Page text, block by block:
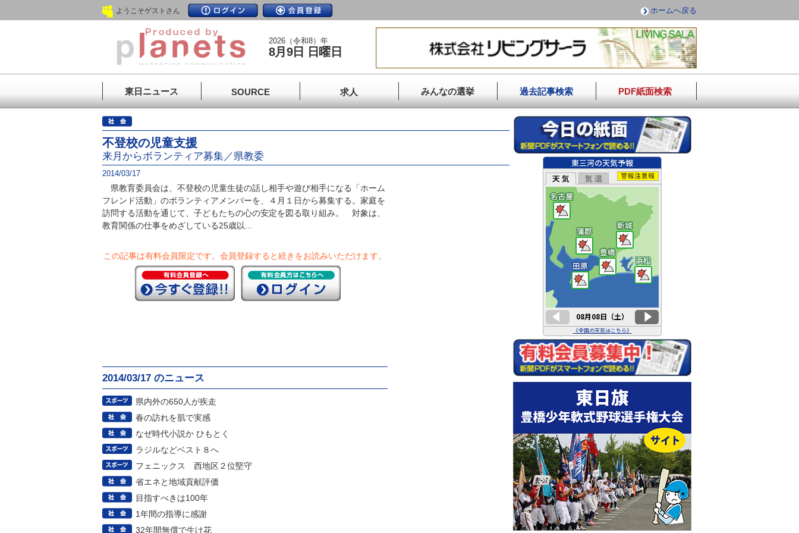
ようこそゲストさん ホームへ戻る
2026（令和8）年
8月9日 日曜日
東日ニュース SOURCE 求人 みんなの選挙 過去記事検索 PDF紙面検索
不登校の児童支援
来月からボランティア募集／県教委
2014/03/17
県教育委員会は、不登校の児童生徒の話し相手や遊び相手になる「ホーム
フレンド活動」のボランティアメンバーを、４月１日から募集する。家庭を
訪問する活動を通じて、子どもたちの心の安定を図る取り組み。 対象は、
教育関係の仕事をめざしている25歳以...
この記事は有料会員限定です。 会員登録すると続きをお読みいただけます。
2014/03/17 のニュース
県内外の650人が疾走
春の訪れを肌で実感
なぜ時代小説か ひもとく
ラジルなどベスト８へ
フェニックス 西地区２位堅守
省エネと地域貢献評価
目指すべきは100年
1年間の指導に感謝
32年間無償で生け花